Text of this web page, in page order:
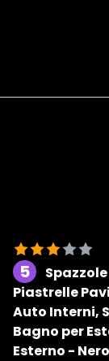
5
Piastrelle
Auto Interni,
Bagno per
Esterno - Nero